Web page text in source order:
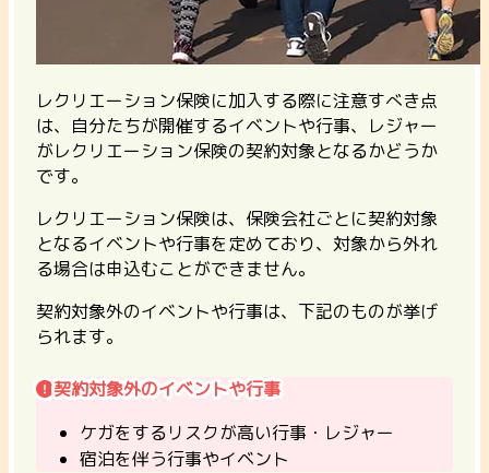
レクリエーション保険に加入する際に注意すべき点
は、 自分たちが開催するイベントや行事、レジャー
がレクリエーション保険の契約対象となるかどうか
です。
レクリエーション保険は、保険会社ごとに契約対象
となるイベントや行事を定めており、対象から外れ
る場合は申込むことができません。
契約対象外のイベントや行事は、下記のものが挙げ
られます。
契約対象外のイベントや行事
ケガをするリスクが高い行事・レジャー
宿泊を伴う行事やイベント